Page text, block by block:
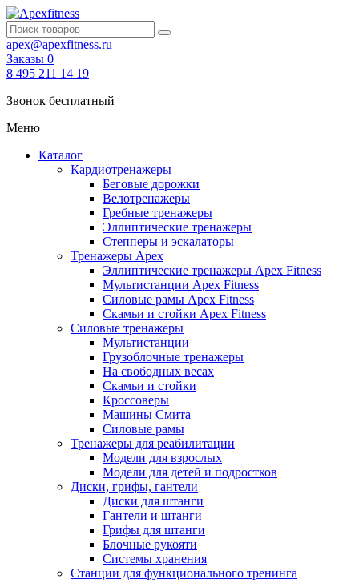
apex@apexfitness.ru
Заказы 0
8 495 211 14 19
Звонок бесплатный
Меню
Каталог
Кардиотренажеры
Беговые дорожки
Велотренажеры
Гребные тренажеры
Эллиптические тренажеры
Степперы и эскалаторы
Тренажеры Apex
Эллиптические тренажеры Apex Fitness
Мультистанции Apex Fitness
Силовые рамы Apex Fitness
Скамьи и стойки Apex Fitness
Силовые тренажеры
Мультистанции
Грузоблочные тренажеры
На свободных весах
Скамьи и стойки
Кроссоверы
Машины Смита
Силовые рамы
Тренажеры для реабилитации
Модели для взрослых
Модели для детей и подростков
Диски, грифы, гантели
Диски для штанги
Гантели и штанги
Грифы для штанги
Блочные рукояти
Системы хранения
Станции для функционального тренинга